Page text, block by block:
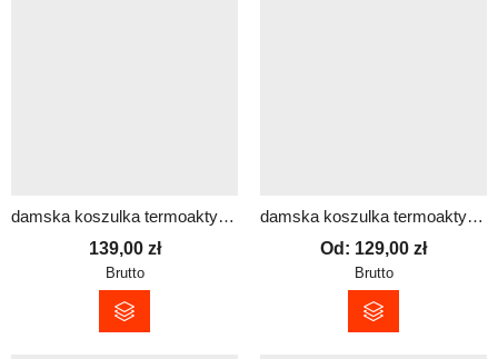
damska koszulka termoaktywna z długim rękawem SHAPE z funkcją
139,00 zł
Brutto
damska koszulka termoaktywna z krótkim rękawem SHAPE dowolny nadruk
Od: 129,00 zł
Brutto